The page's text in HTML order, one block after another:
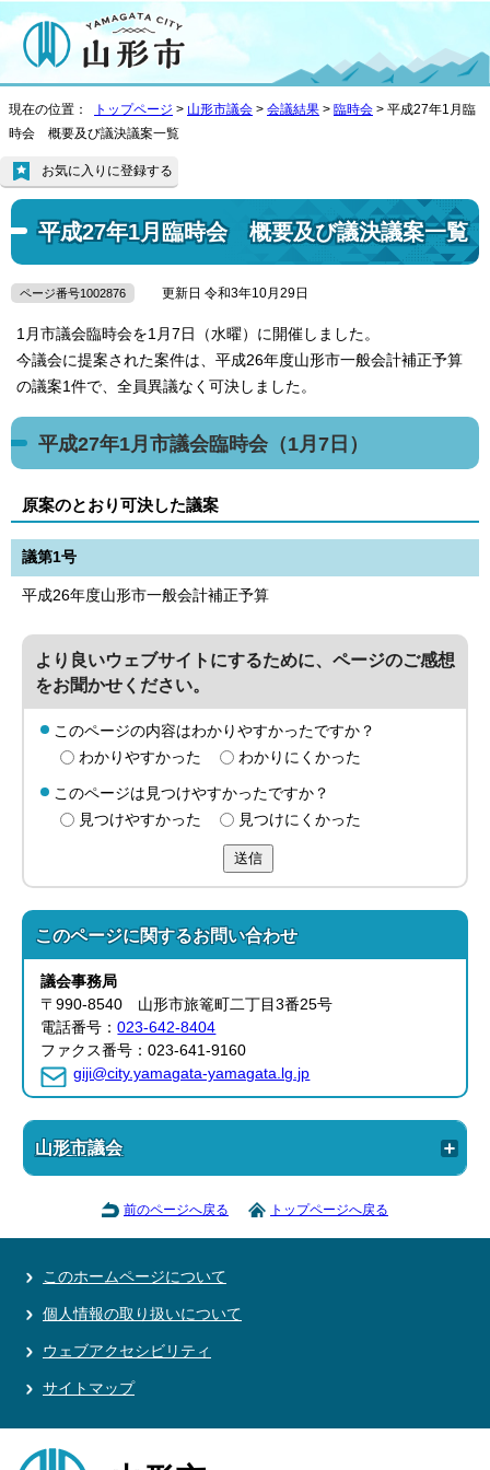
現在の位置： トップページ > 山形市議会 > 会議結果 > 臨時会 > 平成27年1月臨
時会 概要及び議決議案一覧
平成27年1月臨時会 概要及び議決議案一覧
お気に入りに登録する
ページ番号1002876 更新日 令和3年10月29日
1月市議会臨時会を1月7日（水曜）に開催しました。
今議会に提案された案件は、平成26年度山形市一般会計補正予算
の議案1件で、全員異議なく可決しました。
平成27年1月市議会臨時会（1月7日）
原案のとおり可決した議案
議第1号
平成26年度山形市一般会計補正予算
より良いウェブサイトにするために、ページのご感想
をお聞かせください。
このページの内容はわかりやすかったですか？
わかりやすかった
わかりにくかった
このページは見つけやすかったですか？
見つけやすかった
見つけにくかった
送信
このページに関するお問い合わせ
議会事務局
〒990-8540 山形市旅篭町二丁目3番25号
電話番号：023-642-8404
ファクス番号：023-641-9160
giji@city.yamagata-yamagata.lg.jp
山形市議会
前のページへ戻る トップページへ戻る
このホームページについて
個人情報の取り扱いについて
ウェブアクセシビリティ
サイトマップ